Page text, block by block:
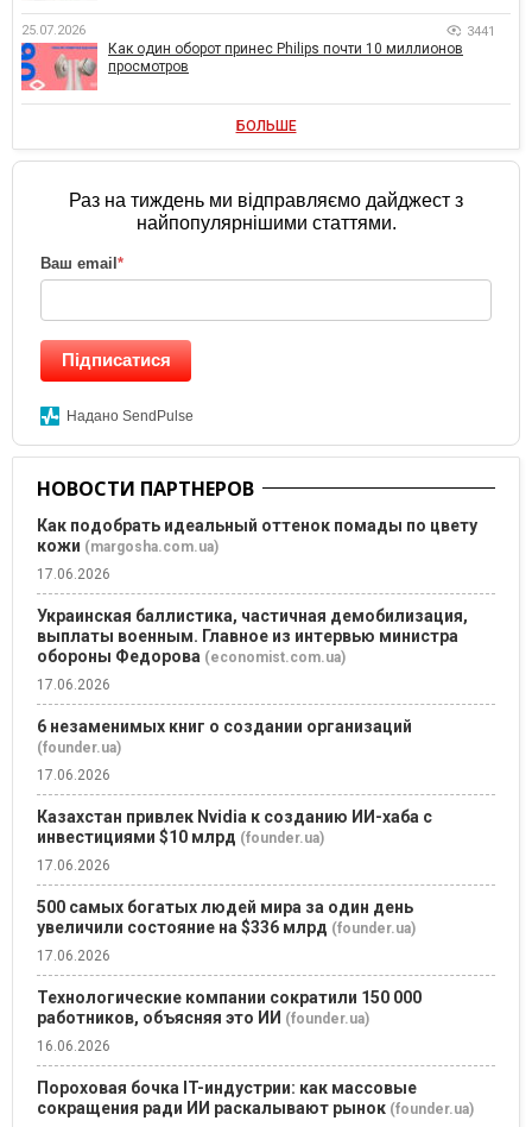
25.07.2026 3441
Как один оборот принес Philips почти 10 миллионов
просмотров
БОЛЬШЕ
Раз на тиждень ми відправляємо дайджест з
найпопулярнішими статтями.
Ваш email *
Підписатися
Надано SendPulse
НОВОСТИ ПАРТНЕРОВ
Как подобрать идеальный оттенок помады по цвету
кожи (margosha.com.ua)
17.06.2026
Украинская баллистика, частичная демобилизация,
выплаты военным. Главное из интервью министра
обороны Федорова (economist.com.ua)
17.06.2026
6 незаменимых книг о создании организаций
(founder.ua)
17.06.2026
Казахстан привлек Nvidia к созданию ИИ-хаба с
инвестициями $10 млрд (founder.ua)
17.06.2026
500 самых богатых людей мира за один день
увеличили состояние на $336 млрд (founder.ua)
17.06.2026
Технологические компании сократили 150 000
работников, объясняя это ИИ (founder.ua)
16.06.2026
Пороховая бочка IT-индустрии: как массовые
сокращения ради ИИ раскалывают рынок (founder.ua)